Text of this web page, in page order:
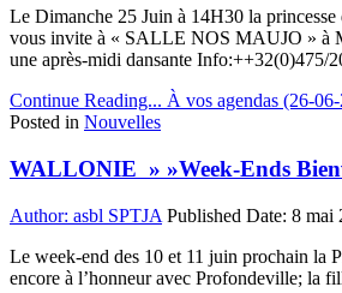
Le Dimanche 25 Juin à 14H30 la princesse
vous invite à « SALLE NOS MAUJO » à
une après-midi dansante Info:++32(0)475/
Continue Reading... À vos agendas (26-
Posted in Nouvelles
WALLONIE » »Week-Ends
Author: asbl SPTJA Published Date: 8 mai
Le week-end des 10 et 11 juin prochain la
encore à l’honneur avec Profondeville; la